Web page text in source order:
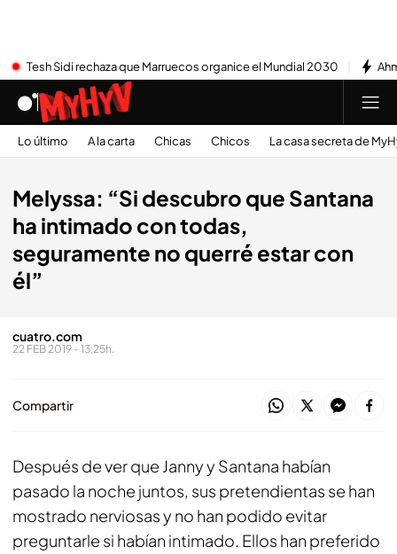
Tesh Sidi rechaza que Marruecos organice el Mundial 2030
Lo último A la carta Chicas Chicos La casa secreta de
Melyssa: “Si descubro que Santana
ha intimado con todas,
seguramente no querré estar con
él”
cuatro.com
22 FEB 2019 - 13:25h.
Compartir
Después de ver que Janny y Santana habían
pasado la noche juntos, sus pretendientas se han
mostrado nerviosas y no han podido evitar
preguntarle si habían intimado. Ellos han preferido